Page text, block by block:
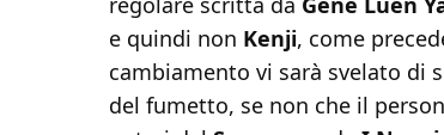
e quindi non Kenji, come
cambiamento vi sarà svelato di
del fumetto, se non che il